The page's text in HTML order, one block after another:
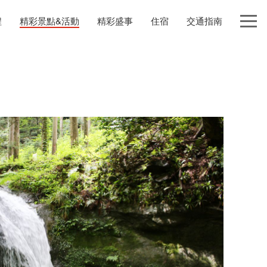
精彩景點&活動 精彩盛事 住宿 交通指南